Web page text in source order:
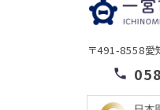
〒491-8558愛